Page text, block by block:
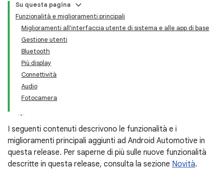
Su questa pagina
Funzionalità e miglioramenti principali
Miglioramenti all'interfaccia utente di sistema e alle app di base
Gestione utenti
Bluetooth
Più display
Connettività
Audio
Fotocamera
I seguenti contenuti descrivono le funzionalità e i
miglioramenti principali aggiunti ad Android Automotive in
questa release. Per saperne di più sulle nuove funzionalità
descritte in questa release, consulta la sezione Novità.